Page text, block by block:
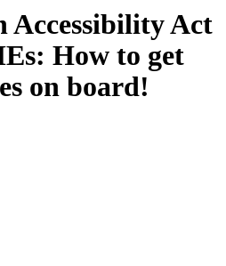
Accessibility Act
How to get
on board!